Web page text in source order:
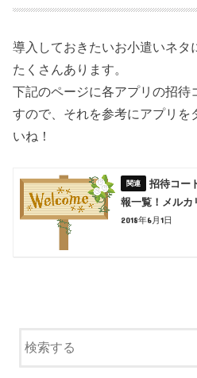
導入しておきたいお小遣いネタ
たくさんあります。
下記のページに各アプリの招待
すので、それを参考にアプリを
いね！
招待コー
報一覧！メルカ
2018年6月1日